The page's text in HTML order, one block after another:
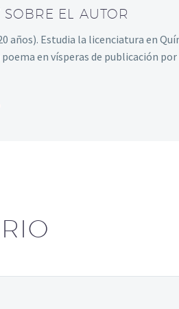
SOBRE EL AUTOR
años). Estudia la licenciatura en
en vísperas de publicación